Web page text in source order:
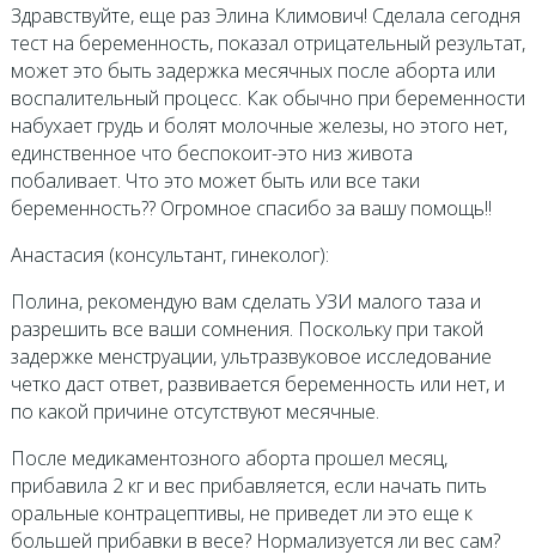
Здравствуйте, еще раз Элина Климович! Сделала сегодня
тест на беременность, показал отрицательный результат,
может это быть задержка месячных после аборта или
воспалительный процесс. Как обычно при беременности
набухает грудь и болят молочные железы, но этого нет,
единственное что беспокоит-это низ живота
побаливает. Что это может быть или все таки
беременность?? Огромное спасибо за вашу помощь!!
Анастасия (консультант, гинеколог):
Полина, рекомендую вам сделать УЗИ малого таза и
разрешить все ваши сомнения. Поскольку при такой
задержке менструации, ультразвуковое исследование
четко даст ответ, развивается беременность или нет, и
по какой причине отсутствуют месячные.
После медикаментозного аборта прошел месяц,
прибавила 2 кг и вес прибавляется, если начать пить
оральные контрацептивы, не приведет ли это еще к
большей прибавки в весе? Нормализуется ли вес сам?